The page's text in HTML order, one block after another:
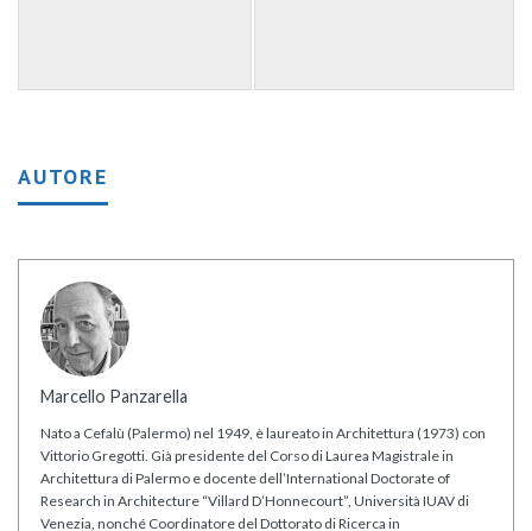
AUTORE
Marcello Panzarella
Nato a Cefalù (Palermo) nel 1949, è laureato in Architettura (1973) con
Vittorio Gregotti. Già presidente del Corso di Laurea Magistrale in
Architettura di Palermo e docente dell’International Doctorate of
Research in Architecture “Villard D’Honnecourt”, Università IUAV di
Venezia, nonché Coordinatore del Dottorato di Ricerca in